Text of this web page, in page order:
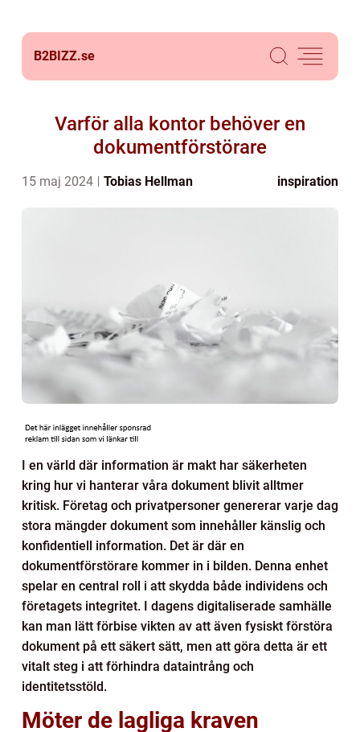
B2BIZZ.se
Varför alla kontor behöver en
dokumentförstörare
15 maj 2024 Tobias Hellman inspiration
I en värld där information är makt har säkerheten
kring hur vi hanterar våra dokument blivit alltmer
kritisk. Företag och privatpersoner genererar varje dag
stora mängder dokument som innehåller känslig och
konfidentiell information. Det är där en
dokumentförstörare kommer in i bilden. Denna enhet
spelar en central roll i att skydda både individens och
företagets integritet. I dagens digitaliserade samhälle
kan man lätt förbise vikten av att även fysiskt förstöra
dokument på ett säkert sätt, men att göra detta är ett
vitalt steg i att förhindra dataintrång och
identitetsstöld.
Möter de lagliga kraven